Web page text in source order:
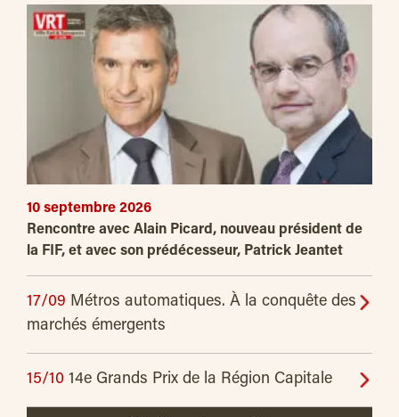
10 septembre 2026
Rencontre avec Alain Picard, nouveau président de
la FIF, et avec son prédécesseur, Patrick Jeantet
17/09 Métros automatiques. À la conquête des
marchés émergents
15/10 14e Grands Prix de la Région Capitale